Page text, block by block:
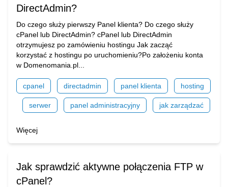
DirectAdmin?
Do czego służy pierwszy Panel klienta? Do czego służy
cPanel lub DirectAdmin? cPanel lub DirectAdmin
otrzymujesz po zamówieniu hostingu Jak zacząć
korzystać z hostingu po uruchomieniu?Po założeniu konta
w Domenomania.pl...
cpanel directadmin panel klienta hosting
serwer panel administracyjny jak zarządzać
Więcej
Jak sprawdzić aktywne połączenia FTP w
cPanel?